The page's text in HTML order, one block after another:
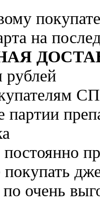
на
рублей
партии
постоянно
очень